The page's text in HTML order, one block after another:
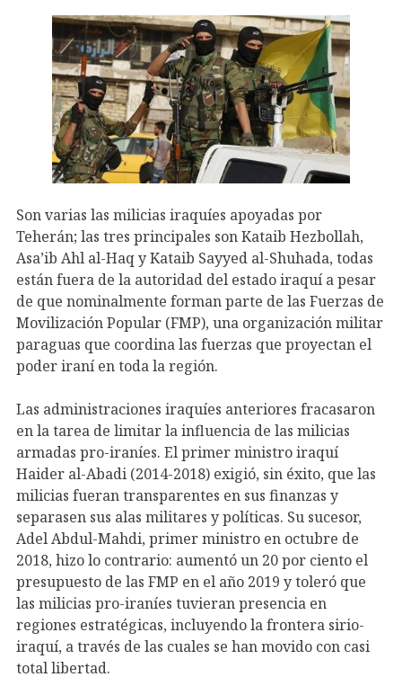
Son varias las milicias iraquíes apoyadas por
Teherán; las tres principales son Kataib Hezbollah,
Asa’ib Ahl al-Haq y Kataib Sayyed al-Shuhada, todas
están fuera de la autoridad del estado iraquí a pesar
de que nominalmente forman parte de las Fuerzas de
Movilización Popular (FMP), una organización militar
paraguas que coordina las fuerzas que proyectan el
poder iraní en toda la región.
Las administraciones iraquíes anteriores fracasaron
en la tarea de limitar la influencia de las milicias
armadas pro-iraníes. El primer ministro iraquí
Haider al-Abadi (2014-2018) exigió, sin éxito, que las
milicias fueran transparentes en sus finanzas y
separasen sus alas militares y políticas. Su sucesor,
Adel Abdul-Mahdi, primer ministro en octubre de
2018, hizo lo contrario: aumentó un 20 por ciento el
presupuesto de las FMP en el año 2019 y toleró que
las milicias pro-iraníes tuvieran presencia en
regiones estratégicas, incluyendo la frontera sirio-
iraquí, a través de las cuales se han movido con casi
total libertad.